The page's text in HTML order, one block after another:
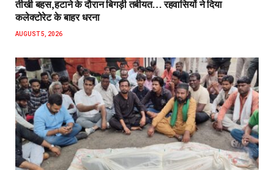
तीखी बहस,हटाने के दौरान बिगड़ी तबीयत… रहवासियों ने दिया
कलेक्टोरेट के बाहर धरना
AUGUST 5, 2026